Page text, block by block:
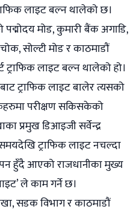
लाइट बल्न थालेको छ।
मोड, कुमारी बैंक अगाडि,
सोल्टी मोड र काठमाडौं
ट्राफिक लाइट बल्न थालेको हो।
ट्राफिक लाइट बालेर त्यसको
परीक्षण सकिसकेको
प्रमुख डिआइजी सर्वेन्द्र
ट्राफिक लाइट नचल्दा
हुँदै आएको राजधानीका मुख्य
ले काम गर्ने छ।
सडक विभाग र काठमाडौं